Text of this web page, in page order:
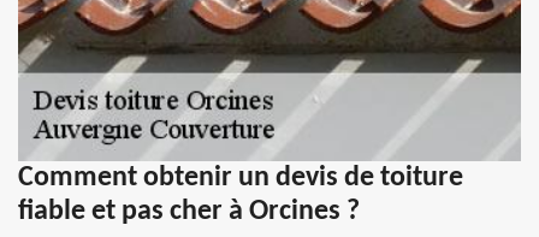
Comment obtenir un devis de toiture
fiable et pas cher à Orcines ?